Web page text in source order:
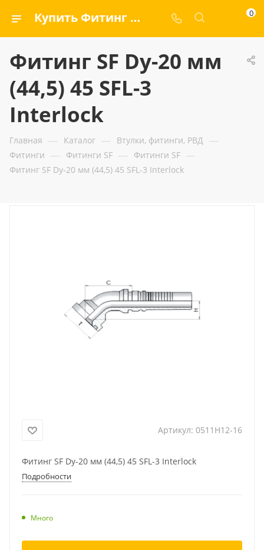
Купить Фитинг SF Dy-20 мм (44,5) 45 SFL-3 Interlock — ООО «ГИДРАМАКС» 0
Фитинг SF Dy-20 мм
(44,5) 45 SFL-3
Interlock
Главная — Каталог — Втулки, фитинги, РВД —
Фитинги — Фитинги SF — Фитинги SF —
Фитинг SF Dy-20 мм (44,5) 45 SFL-3 Interlock
Артикул: 0511H12-16
Фитинг SF Dy-20 мм (44,5) 45 SFL-3 Interlock
Подробности
Много